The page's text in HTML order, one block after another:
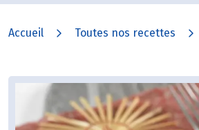
Accueil Toutes nos recettes